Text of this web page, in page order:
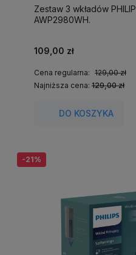
Zestaw 3 wkładów
AWP2980WH.
109,00 zł
Cena regularna: 129,00 zł
Najniższa cena: 129,00 zł
DO KOSZYKA
-21%